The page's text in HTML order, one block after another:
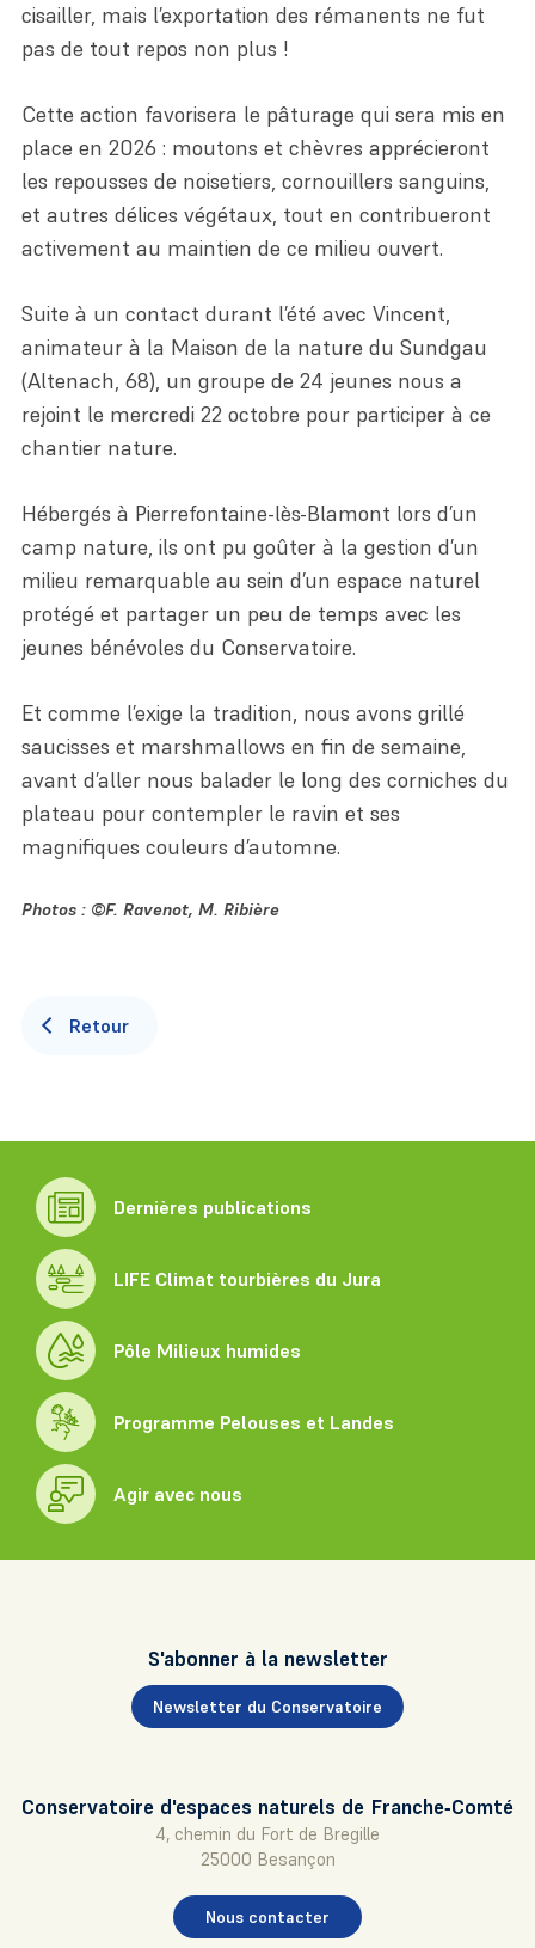
Des partenaires
Visiter les sites
Animation du réseau de gestionnaires
Association
Entreprise
cisailler, mais l’exportation des rémanents ne fut
pas de tout repos non plus !
Cette action favorisera le pâturage qui sera mis en
place en 2026 : moutons et chèvres apprécieront
les repousses de noisetiers, cornouillers sanguins,
et autres délices végétaux, tout en contribueront
activement au maintien de ce milieu ouvert.
Suite à un contact durant l’été avec Vincent,
animateur à la Maison de la nature du Sundgau
(Altenach, 68), un groupe de 24 jeunes nous a
rejoint le mercredi 22 octobre pour participer à ce
chantier nature.
Hébergés à Pierrefontaine-lès-Blamont lors d’un
camp nature, ils ont pu goûter à la gestion d’un
milieu remarquable au sein d’un espace naturel
protégé et partager un peu de temps avec les
jeunes bénévoles du Conservatoire.
Et comme l’exige la tradition, nous avons grillé
saucisses et marshmallows en fin de semaine,
avant d’aller nous balader le long des corniches du
plateau pour contempler le ravin et ses
magnifiques couleurs d’automne.
Photos : ©F. Ravenot, M. Ribière
Retour
Dernières publications
LIFE Climat tourbières du Jura
Pôle Milieux humides
Programme Pelouses et Landes
Agir avec nous
S'abonner à la newsletter
Newsletter du Conservatoire
Conservatoire d'espaces naturels de Franche‑Comté
4, chemin du Fort de Bregille
25000 Besançon
Nous contacter